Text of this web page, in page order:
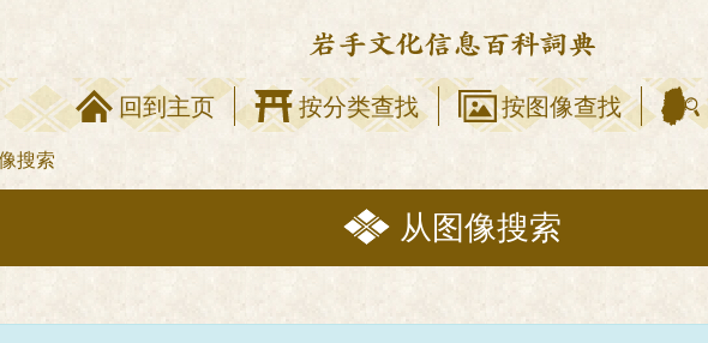
回到主页 按分类查找 按图像查找
搜索
从图像搜索